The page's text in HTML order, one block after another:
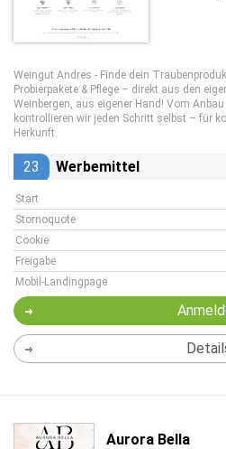
Weingut Andres - Finde dein
Probierpakete & Pflege – direkt aus den
Weinbergen, aus eigener Hand! Vom
kontrollieren wir jeden Schritt selbst – für
Herkunft.
23 Werbemittel
Start
Stornoquote
Cookie
Freigabe
Mobil-Landingpage
Aurora Bella